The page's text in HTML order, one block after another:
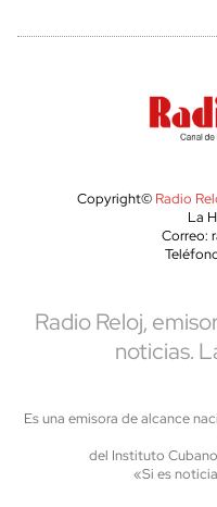
Copyright© Radio
La
Correo:
Radio Reloj,
noticias.
Es una emisora de alcance
del Instituto
«Si es